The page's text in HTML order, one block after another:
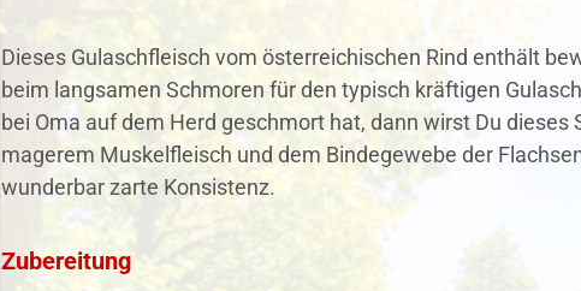
Dieses Gulaschfleisch vom österreichischen Rind enthält
beim langsamen Schmoren für den typisch kräftigen
bei Oma auf dem Herd geschmort hat, dann wirst Du
magerem Muskelfleisch und dem Bindegewebe der
wunderbar zarte Konsistenz.
Zubereitung